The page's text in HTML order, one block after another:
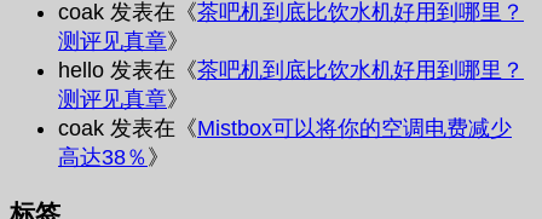
coak 发表在《茶吧机到底比饮水机好用到哪里？
测评见真章》
hello 发表在《茶吧机到底比饮水机好用到哪里？
测评见真章》
coak 发表在《Mistbox可以将你的空调电费减少
高达38％ 》